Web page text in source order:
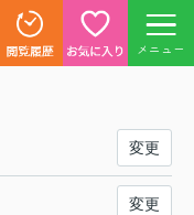
メニュー
変更
変更